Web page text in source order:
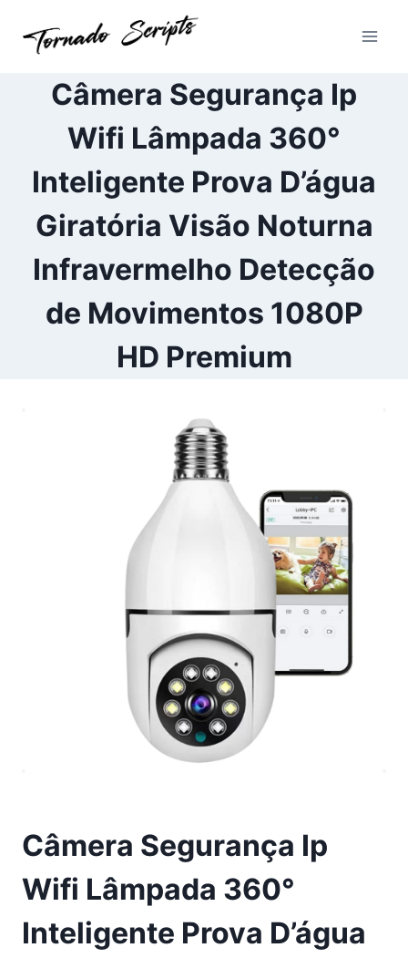
para
ConteúdoCâmera Segurança Ip
Wifi Lâmpada 360°
Inteligente Prova D’água
Giratória Visão Noturna
Infravermelho Detecção
de Movimentos 1080P
HD Premium
Câmera Segurança Ip
Wifi Lâmpada 360°
Inteligente Prova D’água